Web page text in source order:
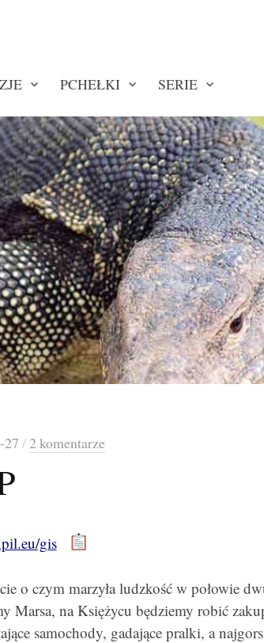
PCHEŁKI SERIE
27 / 2 komentarze
gis
o czym marzyła ludzkość w połowie
Marsa, na Księżycu będziemy robić
samochody, gadające pralki, a